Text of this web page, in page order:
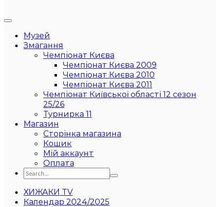
Музей
Змагання
Чемпіонат Києва
Чемпіонат Києва 2009
Чемпіонат Києва 2010
Чемпіонат Києва 2011
Чемпіонат Київської області 12 сезон
25/26
Турнирка 11
Магазин
Сторінка магазина
Кошик
Мій аккаунт
Оплата
ХИЖАКИ TV
Календар 2024/2025